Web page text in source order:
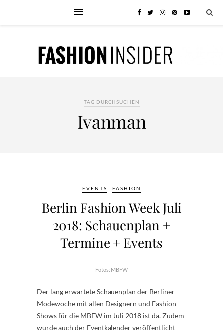
TAG DURCHSUCHEN
Ivanman
EVENTS FASHION
Berlin Fashion Week Juli
2018: Schauenplan +
Termine + Events
Fotos: MBFW
Der lang erwartete Schauenplan der Berliner
Modewoche mit allen Designern und Fashion
Shows für die MBFW im Juli 2018 ist da. Zudem
wurde auch der Eventkalender veröffentlicht